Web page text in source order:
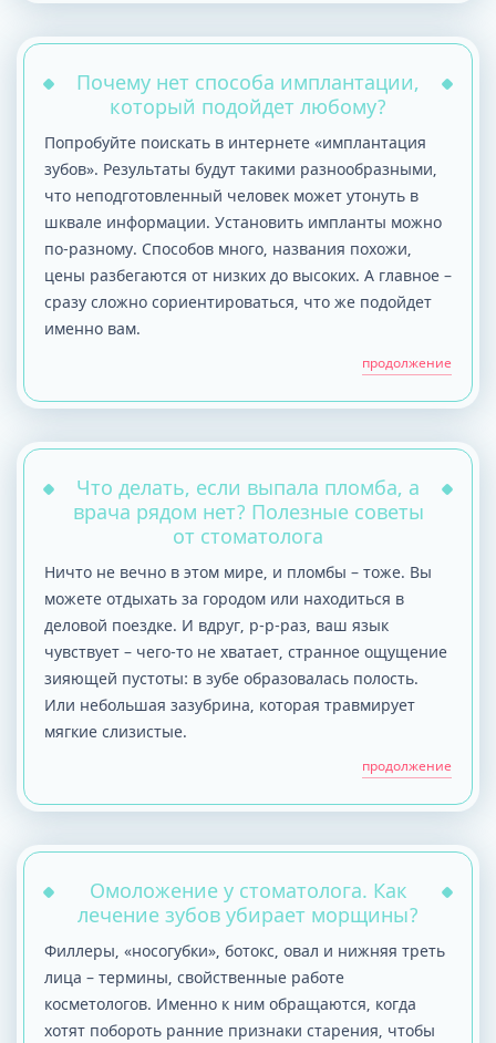
Почему нет способа имплантации,
который подойдет любому?
Попробуйте поискать в интернете «имплантация
зубов». Результаты будут такими разнообразными,
что неподготовленный человек может утонуть в
шквале информации. Установить импланты можно
по-разному. Способов много, названия похожи,
цены разбегаются от низких до высоких. А главное –
сразу сложно сориентироваться, что же подойдет
именно вам.
продолжение
Что делать, если выпала пломба, а
врача рядом нет? Полезные советы
от стоматолога
Ничто не вечно в этом мире, и пломбы – тоже. Вы
можете отдыхать за городом или находиться в
деловой поездке. И вдруг, р-р-раз, ваш язык
чувствует – чего-то не хватает, странное ощущение
зияющей пустоты: в зубе образовалась полость.
Или небольшая зазубрина, которая травмирует
мягкие слизистые.
продолжение
Омоложение у стоматолога. Как
лечение зубов убирает морщины?
Филлеры, «носогубки», ботокс, овал и нижняя треть
лица – термины, свойственные работе
косметологов. Именно к ним обращаются, когда
хотят побороть ранние признаки старения, чтобы